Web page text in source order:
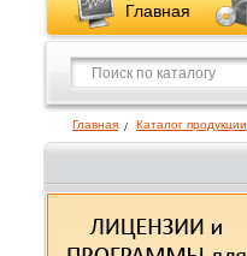
Главная
Главная Каталог продукции